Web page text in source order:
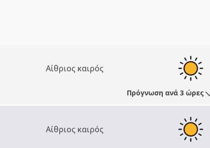
Αίθριος καιρός
Πρόγνωση ανά 3 ώρες
Αίθριος καιρός